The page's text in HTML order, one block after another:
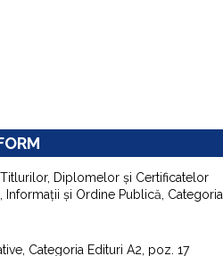
Diplomelor şi Certificatelor
Informaţii şi Ordine Publică, Categoria
Categoria Edituri A2, poz. 17